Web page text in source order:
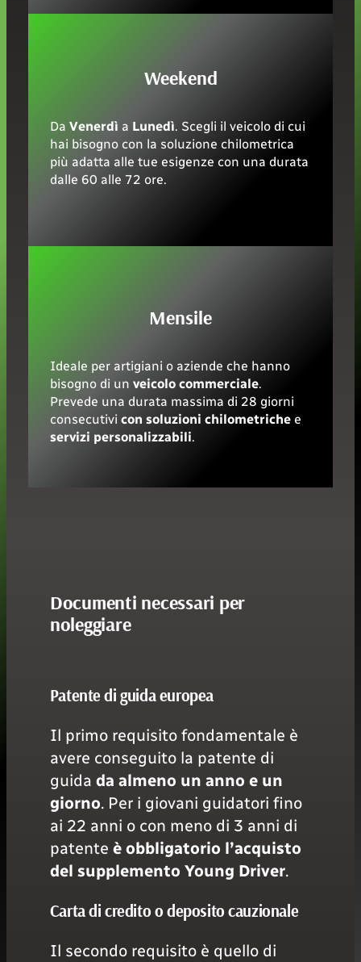
Weekend
Da Venerdì a Lunedì. Scegli il veicolo di cui
hai bisogno con la soluzione chilometrica
più adatta alle tue esigenze con una durata
dalle 60 alle 72 ore.
Mensile
Ideale per artigiani o aziende che hanno
bisogno di un veicolo commerciale.
Prevede una durata massima di 28 giorni
consecutivi con soluzioni chilometriche e
servizi personalizzabili.
Documenti necessari per
noleggiare
Patente di guida europea
Il primo requisito fondamentale è
avere conseguito la patente di
guida da almeno un anno e un
giorno. Per i giovani guidatori fino
ai 22 anni o con meno di 3 anni di
patente è obbligatorio l’acquisto
del supplemento Young Driver.
Carta di credito o deposito cauzionale
Il secondo requisito è quello di